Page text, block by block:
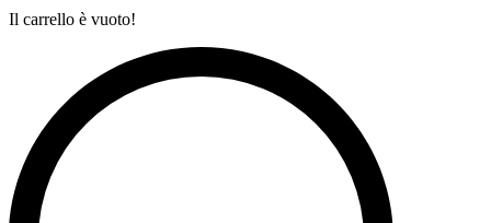
Il carrello è vuoto!